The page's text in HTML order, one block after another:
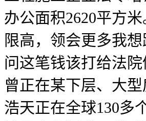
办公面积2620平方
限高，领会更多我
问这笔钱该打给法
曾正在某下层、大
浩天正在全球130多